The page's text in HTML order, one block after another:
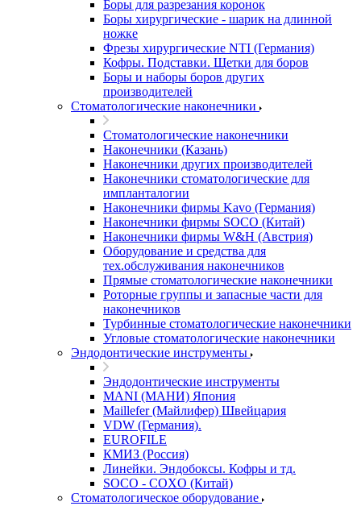
Боры для разрезания коронок
Боры хирургические - шарик на длинной
ножке
Фрезы хирургические NTI (Германия)
Кофры. Подставки. Щетки для боров
Боры и наборы боров других
производителей
Стоматологические наконечники
Стоматологические наконечники
Наконечники (Казань)
Наконечники других производителей
Наконечники стоматологические для
импланталогии
Наконечники фирмы Kavo (Германия)
Наконечники фирмы SOCO (Китай)
Наконечники фирмы W&H (Австрия)
Оборудование и средства для
тех.обслуживания наконечников
Прямые стоматологические наконечники
Роторные группы и запасные части для
наконечников
Турбинные стоматологические наконечники
Угловые стоматологические наконечники
Эндодонтические инструменты
Эндодонтические инструменты
MANI (МАНИ) Япония
Maillefer (Майлифер) Швейцария
VDW (Германия).
EUROFILE
КМИЗ (Россия)
Линейки. Эндобоксы. Кофры и тд.
SOCO - COXO (Китай)
Стоматологическое оборудование